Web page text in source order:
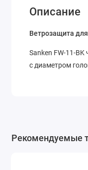
Описание
Ветрозащита для
Sanken FW-11-
с диаметром
Рекомендуемые